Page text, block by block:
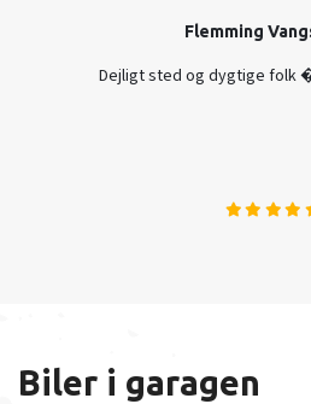
Flemming
Dejligt sted og dygtige folk
Biler i garagen